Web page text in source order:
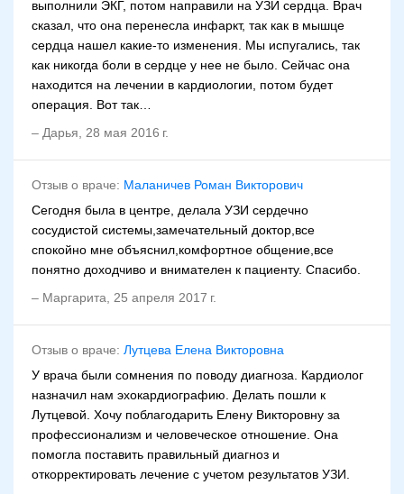
выполнили ЭКГ, потом направили на УЗИ сердца. Врач
сказал, что она перенесла инфаркт, так как в мышце
сердца нашел какие-то изменения. Мы испугались, так
как никогда боли в сердце у нее не было. Сейчас она
находится на лечении в кардиологии, потом будет
операция. Вот так…
– Дарья, 28 мая 2016 г.
Отзыв о враче: Маланичев Роман Викторович
Сегодня была в центре, делала УЗИ сердечно
сосудистой системы,замечательный доктор,все
спокойно мне объяснил,комфортное общение,все
понятно доходчиво и внимателен к пациенту. Спасибо.
– Маргарита, 25 апреля 2017 г.
Отзыв о враче: Лутцева Елена Викторовна
У врача были сомнения по поводу диагноза. Кардиолог
назначил нам эхокардиографию. Делать пошли к
Лутцевой. Хочу поблагодарить Елену Викторовну за
профессионализм и человеческое отношение. Она
помогла поставить правильный диагноз и
откорректировать лечение с учетом результатов УЗИ.